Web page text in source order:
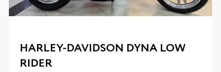
HARLEY-DAVIDSON DYNA LOW
RIDER